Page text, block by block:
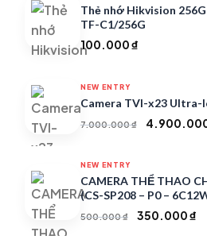
Thẻ nhớ Hikvision
TF-C1/256G
100.000₫
NEW ENTRY
Camera TVI-x23 Ultra-
7.000.000₫
Giá
NEW ENTRY
CAMERA THỂ THAO
(CS-SP208 – P0 –
500.000₫
Giá
350.000₫